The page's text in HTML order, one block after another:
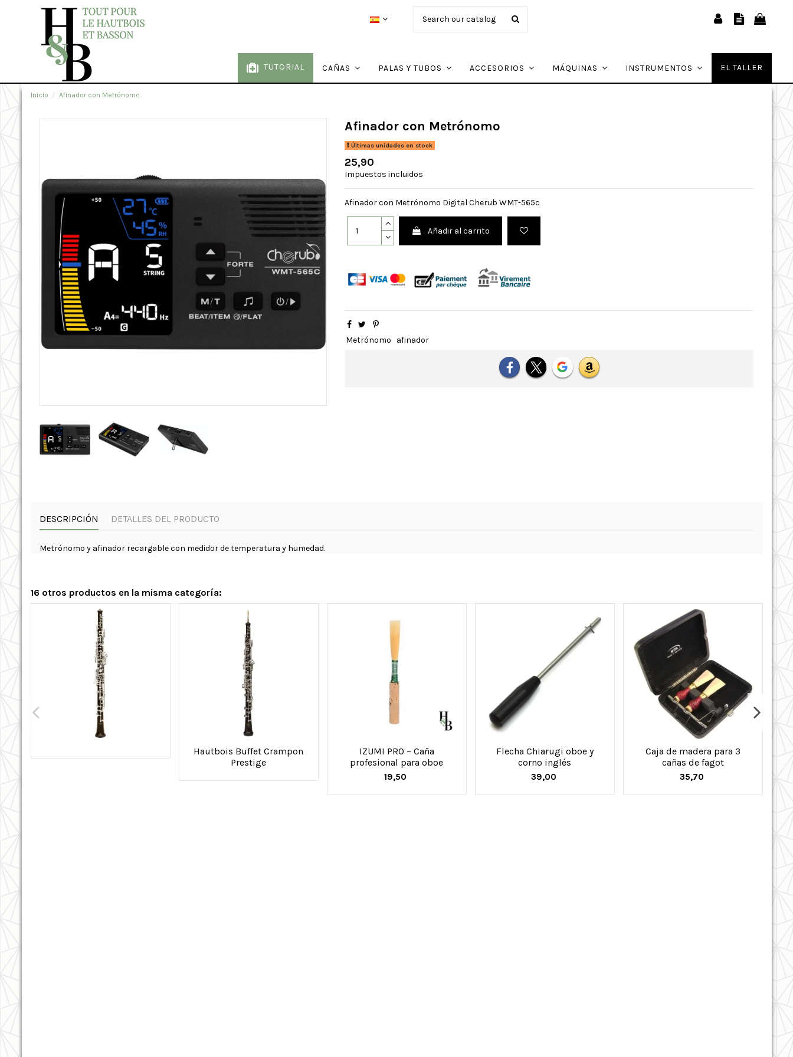
TUTORIAL CAÑAS PALAS Y TUBOS ACCESORIOS MÁQUINAS INSTRUMENTOS EL TALLER
Inicio Afinador con Metrónomo
Afinador con Metrónomo
Últimas unidades en stock
25,90
Impuestos incluidos
Afinador con Metrónomo Digital Cherub WMT-565c
Añadir al carrito
Metrónomo afinador
DESCRIPCIÓN DETALLES DEL PRODUCTO
Metrónomo y afinador recargable con medidor de temperatura y humedad.
16 otros productos en la misma categoría:
Hautbois Buffet Crampon
Prestige
IZUMI PRO – Caña
profesional para oboe
19,50
Flecha Chiarugi oboe y
corno inglés
39,00
Caja de madera para 3
cañas de fagot
35,70